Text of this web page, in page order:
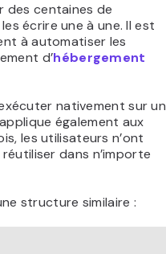
des centaines de
écrire une à une. Il est
à automatiser les
d’hébergement
nativement sur un
également aux
les utilisateurs n’ont
dans n’importe
structure similaire :